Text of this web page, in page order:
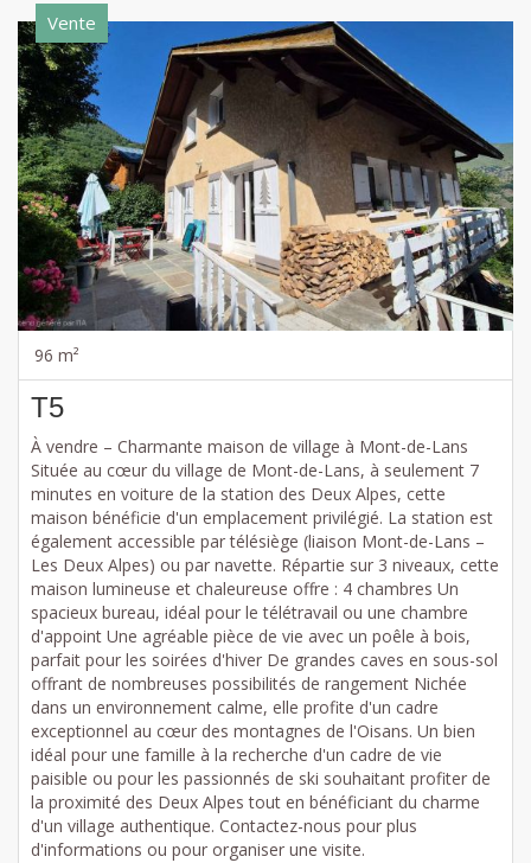
Vente
96 m²
T5
À vendre – Charmante maison de village à Mont-de-Lans
Située au cœur du village de Mont-de-Lans, à seulement 7
minutes en voiture de la station des Deux Alpes, cette
maison bénéficie d'un emplacement privilégié. La station est
également accessible par télésiège (liaison Mont-de-Lans –
Les Deux Alpes) ou par navette. Répartie sur 3 niveaux, cette
maison lumineuse et chaleureuse offre : 4 chambres Un
spacieux bureau, idéal pour le télétravail ou une chambre
d'appoint Une agréable pièce de vie avec un poêle à bois,
parfait pour les soirées d'hiver De grandes caves en sous-sol
offrant de nombreuses possibilités de rangement Nichée
dans un environnement calme, elle profite d'un cadre
exceptionnel au cœur des montagnes de l'Oisans. Un bien
idéal pour une famille à la recherche d'un cadre de vie
paisible ou pour les passionnés de ski souhaitant profiter de
la proximité des Deux Alpes tout en bénéficiant du charme
d'un village authentique. Contactez-nous pour plus
d'informations ou pour organiser une visite.